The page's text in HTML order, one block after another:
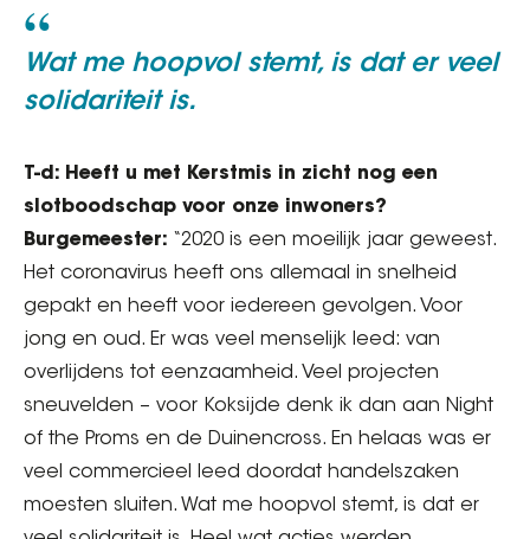
Wat me hoopvol stemt, is dat er veel
solidariteit is.
T-d: Heeft u met Kerstmis in zicht nog een
slotboodschap voor onze inwoners?
Burgemeester: “2020 is een moeilijk jaar geweest.
Het coronavirus heeft ons allemaal in snelheid
gepakt en heeft voor iedereen gevolgen. Voor
jong en oud. Er was veel menselijk leed: van
overlijdens tot eenzaamheid. Veel projecten
sneuvelden – voor Koksijde denk ik dan aan Night
of the Proms en de Duinencross. En helaas was er
veel commercieel leed doordat handelszaken
moesten sluiten. Wat me hoopvol stemt, is dat er